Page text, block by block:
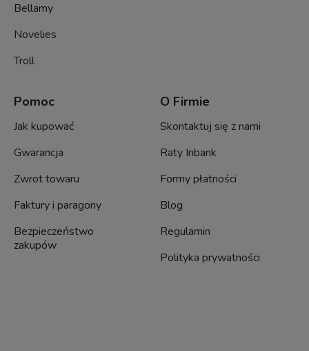
Bellamy
Novelies
Troll
Pomoc
Jak kupować
Gwarancja
Zwrot towaru
Faktury i paragony
Bezpieczeństwo
zakupów
O Firmie
Skontaktuj się z nami
Raty Inbank
Formy płatności
Blog
Regulamin
Polityka prywatności